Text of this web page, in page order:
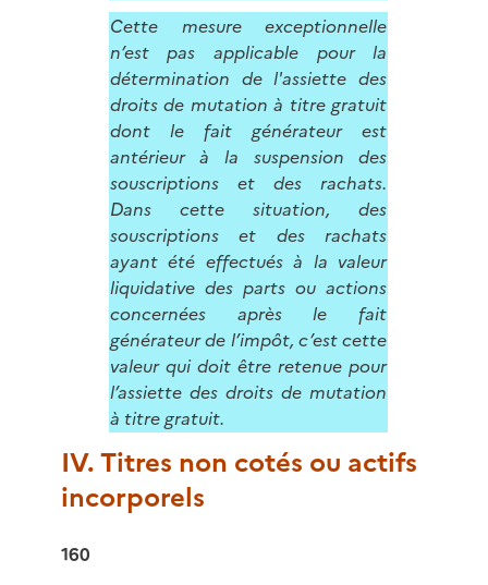
Cette mesure exceptionnelle
n’est pas applicable pour la
détermination de l'assiette des
droits de mutation à titre gratuit
dont le fait générateur est
antérieur à la suspension des
souscriptions et des rachats.
Dans cette situation, des
souscriptions et des rachats
ayant été effectués à la valeur
liquidative des parts ou actions
concernées après le fait
générateur de l’impôt, c’est cette
valeur qui doit être retenue pour
l’assiette des droits de mutation
à titre gratuit.
IV. Titres non cotés ou actifs
incorporels
160